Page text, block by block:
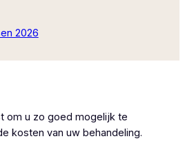
2026
om u zo goed mogelijk te
kosten van uw behandeling.